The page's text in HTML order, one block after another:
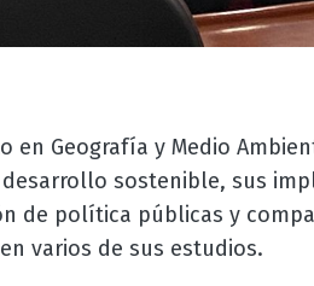
Geografía y Medio
sostenible, sus
de política públicas y
varios de sus estudios.